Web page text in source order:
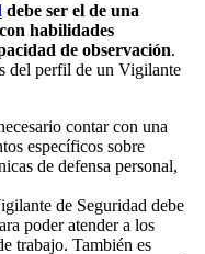
debe ser el de una
habilidades
de observación.
del perfil de un Vigilante
contar con una
específicos sobre
de defensa personal,
de Seguridad debe
poder atender a los
trabajo. También es